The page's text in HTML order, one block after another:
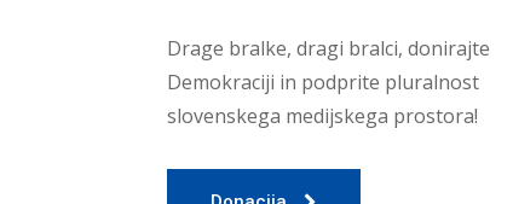
Drage bralke, dragi bralci, donirajte
Demokraciji in podprite pluralnost
slovenskega medijskega prostora!